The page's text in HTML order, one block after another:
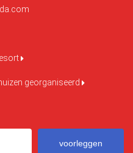
georganiseerd
voorleggen